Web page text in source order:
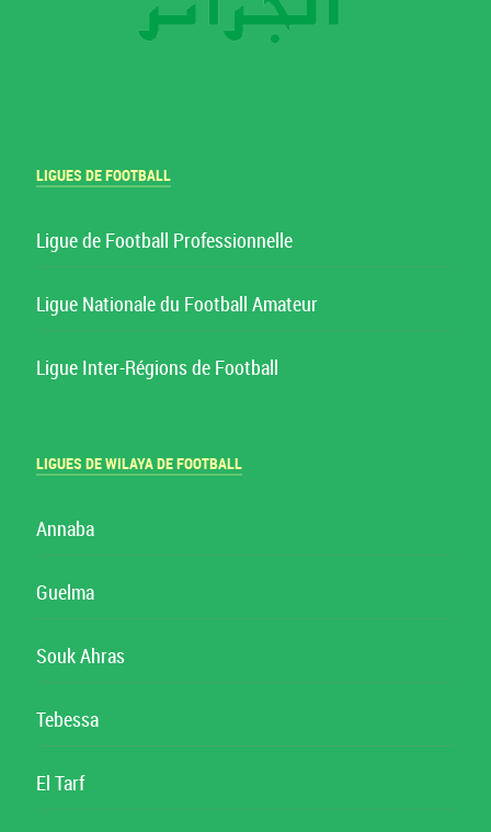
LIGUES DE FOOTBALL
Ligue de Football Professionnelle
Ligue Nationale du Football Amateur
Ligue Inter-Régions de Football
LIGUES DE WILAYA DE FOOTBALL
Annaba
Guelma
Souk Ahras
Tebessa
El Tarf